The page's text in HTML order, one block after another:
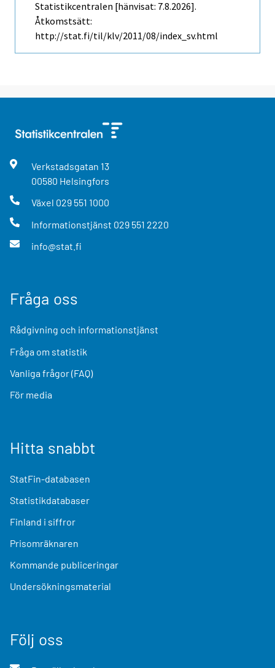
Statistikcentralen [hänvisat: 7.8.2026].
Åtkomstsätt:
http://stat.fi/til/klv/2011/08/index_sv.html
Verkstadsgatan 13
00580 Helsingfors
Växel 029 551 1000
Informationstjänst 029 551 2220
info@stat.fi
Fråga oss
Rådgivning och informationstjänst
Fråga om statistik
Vanliga frågor (FAQ)
För media
Hitta snabbt
StatFin-databasen
Statistikdatabaser
Finland i siffror
Prisomräknaren
Kommande publiceringar
Undersökningsmaterial
Följ oss